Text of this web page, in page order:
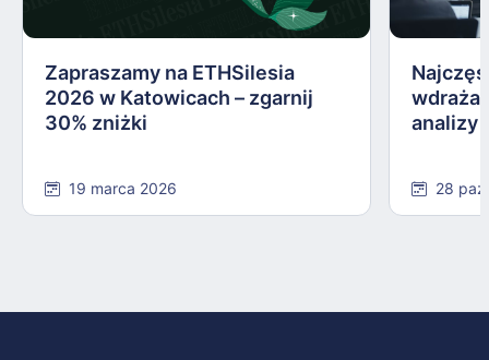
Zapraszamy na ETHSilesia
2026 w Katowicach – zgarnij
30% zniżki
19 marca 2026
analizy
28